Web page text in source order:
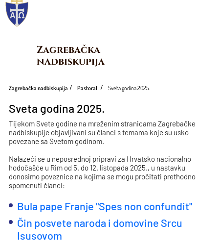
Zagrebačka
nadbiskupija
Zagrebačka nadbiskupija Pastoral Sveta godina 2025.
Sveta godina 2025.
Tijekom Svete godine na mreženim stranicama Zagrebačke
nadbiskupije objavljivani su članci s temama koje su usko
povezane sa Svetom godinom.
Nalazeći se u neposrednoj pripravi za Hrvatsko nacionalno
hodočašće u Rim od 5. do 12. listopada 2025., u nastavku
donosimo poveznice na kojima se mogu pročitati prethodno
spomenuti članci:
Bula pape Franje "Spes non confundit"
Čin posvete naroda i domovine Srcu
Isusovom